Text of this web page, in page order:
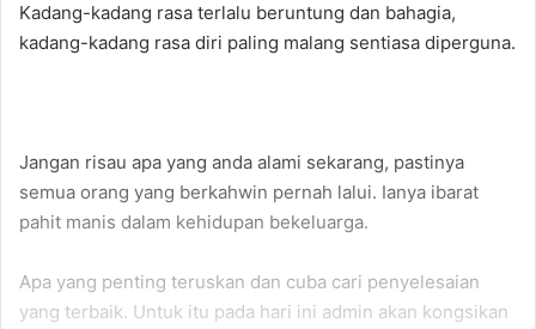
Kadang-kadang rasa terlalu beruntung dan bahagia,
kadang-kadang rasa diri paling malang sentiasa diperguna.
Jangan risau apa yang anda alami sekarang, pastinya
semua orang yang berkahwin pernah lalui. Ianya ibarat
pahit manis dalam kehidupan bekeluarga.
Apa yang penting teruskan dan cuba cari penyelesaian
yang terbaik. Untuk itu pada hari ini admin akan kongsikan